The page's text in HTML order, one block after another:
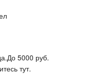
5000 руб.
тут.